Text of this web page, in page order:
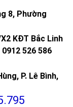
8, Phường
KĐT Bắc Linh
526 586
P. Lê Bình,